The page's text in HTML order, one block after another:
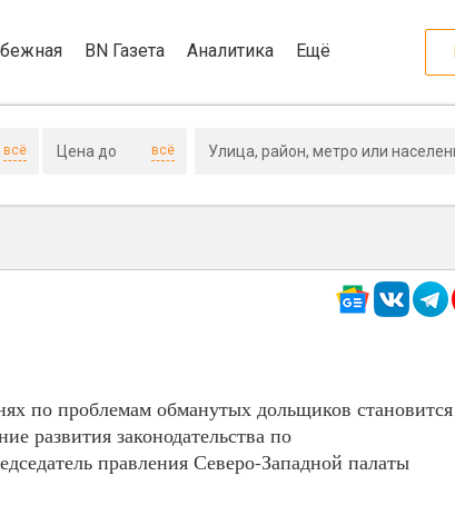
BN Газета Аналитика Ещё
всё всё
по проблемам обманутых дольщиков становится
развития законодательства по
правления Северо-Западной палаты